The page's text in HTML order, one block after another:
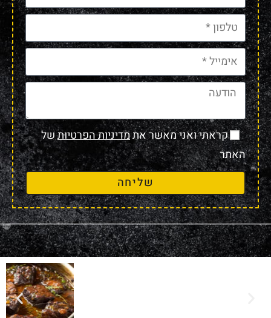
קראתי ואני מאשר אתמדיניות הפרטיותשל
האתר
שליחה